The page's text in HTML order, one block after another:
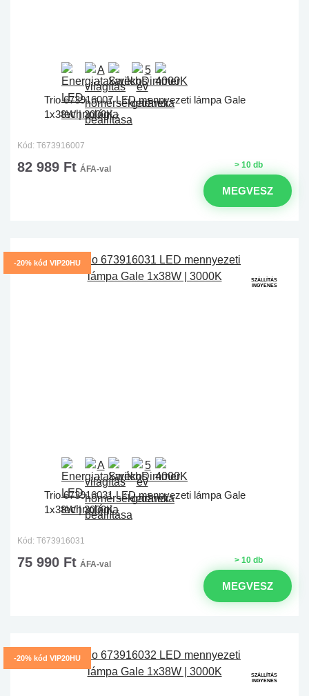
Trio 673916007 LED mennyezeti lámpa Gale
1x38W | 3000K
Kód: T673916007
> 10 db
82 989 Ft ÁFA-val
MEGVESZ
-20% kód VIP20HU
SZÁLLÍTÁS
INGYENES
Trio 673916031 LED mennyezeti lámpa Gale
1x38W | 3000K
Kód: T673916031
> 10 db
75 990 Ft ÁFA-val
MEGVESZ
-20% kód VIP20HU
SZÁLLÍTÁS
INGYENES